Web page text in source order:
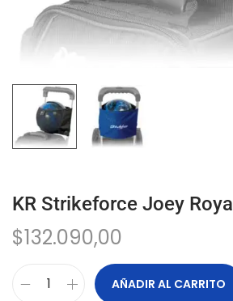
KR Strikeforce Joey Royal
$132.090,00
AÑADIR AL CARRITO